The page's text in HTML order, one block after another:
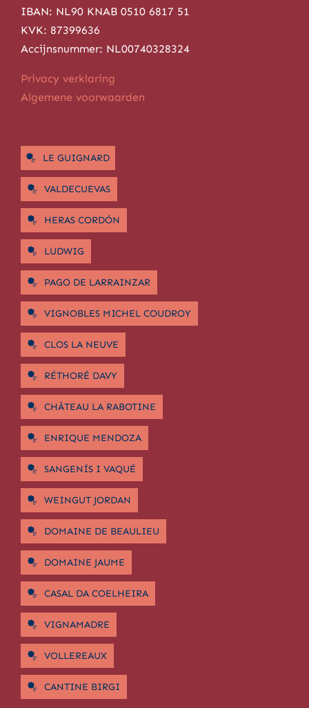
IBAN: NL90 KNAB 0510 6817 51
KVK: 87399636
Accijnsnummer: NL00740328324
Privacy verklaring
Algemene voorwaarden
LE GUIGNARD
VALDECUEVAS
HERAS CORDÓN
LUDWIG
PAGO DE LARRAINZAR
VIGNOBLES MICHEL COUDROY
CLOS LA NEUVE
RÉTHORÉ DAVY
CHÂTEAU LA RABOTINE
ENRIQUE MENDOZA
SANGENÍS I VAQUÉ
WEINGUT JORDAN
DOMAINE DE BEAULIEU
DOMAINE JAUME
CASAL DA COELHEIRA
VIGNAMADRE
VOLLEREAUX
CANTINE BIRGI